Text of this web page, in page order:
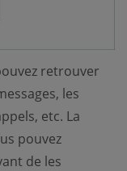
retrouver
les
etc. La
pouvez
de les